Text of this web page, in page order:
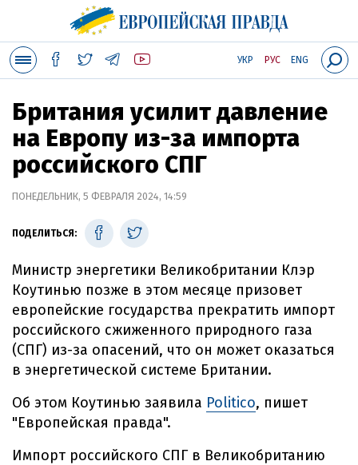
УКР РУС ENG
Британия усилит давление
на Европу из-за импорта
российского СПГ
ПОНЕДЕЛЬНИК, 5 ФЕВРАЛЯ 2024, 14:59
ПОДЕЛИТЬСЯ:
Министр энергетики Великобритании Клэр
Коутинью позже в этом месяце призовет
европейские государства прекратить импорт
российского сжиженного природного газа
(СПГ) из-за опасений, что он может оказаться
в энергетической системе Британии.
Об этом Коутинью заявила Politico, пишет
"Европейская правда".
Импорт российского СПГ в Великобританию